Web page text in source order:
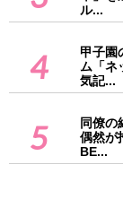
ル...
4
甲子園
ム「ネ
気記...
5
同僚の
偶然が
BE...